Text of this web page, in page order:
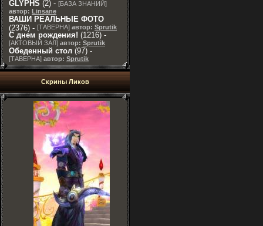
GLYPHS (2) - [БАЗА ЗНАНИЙ]
автор: Linsane
ВАШИ РЕАЛЬНЫЕ ФОТО
(2376) - [ТАВЕРНА] автор: Sprutik
С днем рождения! (1216) -
[АКТОВЫЙ ЗАЛ] автор: Sprutik
Обеденный стол (97) -
[ТАВЕРНА] автор: Sprutik
Скрины Ликов